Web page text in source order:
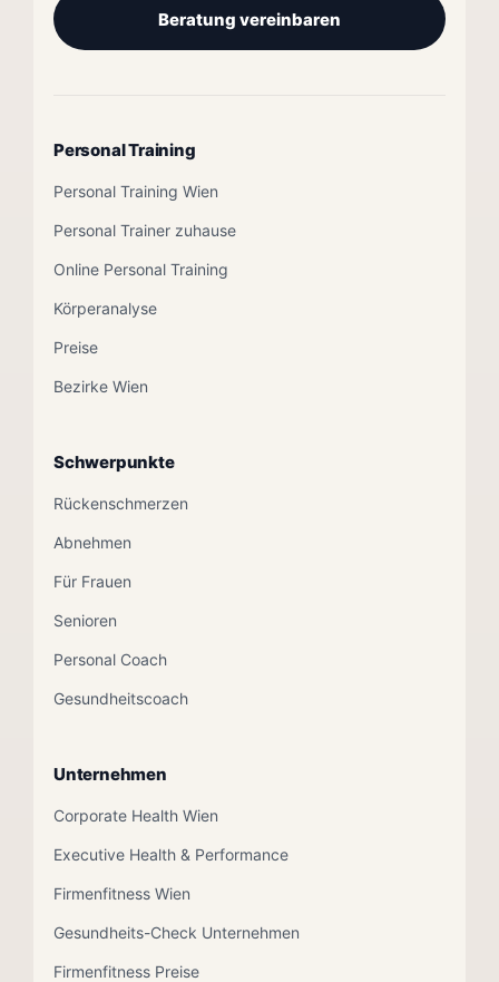
Beratung vereinbaren
Personal Training
Personal Training Wien
Personal Trainer zuhause
Online Personal Training
Körperanalyse
Preise
Bezirke Wien
Schwerpunkte
Rückenschmerzen
Abnehmen
Für Frauen
Senioren
Personal Coach
Gesundheitscoach
Unternehmen
Corporate Health Wien
Executive Health & Performance
Firmenfitness Wien
Gesundheits-Check Unternehmen
Firmenfitness Preise